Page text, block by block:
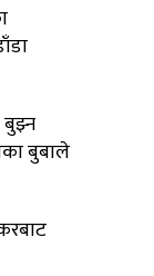
बुबाले